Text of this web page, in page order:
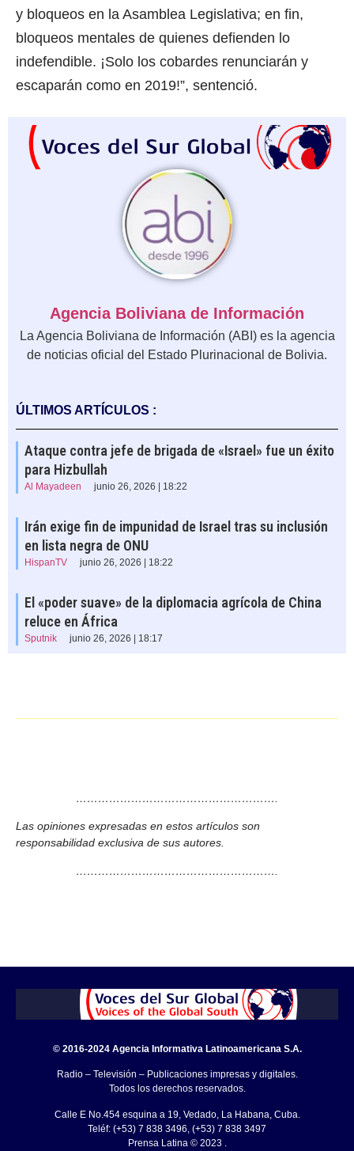
y bloqueos en la Asamblea Legislativa; en fin,
bloqueos mentales de quienes defienden lo
indefendible. ¡Solo los cobardes renunciarán y
escaparán como en 2019!”, sentenció.
Agencia Boliviana de Información
La Agencia Boliviana de Información (ABI) es la agencia
de noticias oficial del Estado Plurinacional de Bolivia.
ÚLTIMOS ARTÍCULOS :
Ataque contra jefe de brigada de «Israel» fue un éxito
para Hizbullah
Al Mayadeen junio 26, 2026 | 18:22
Irán exige fin de impunidad de Israel tras su inclusión
en lista negra de ONU
HispanTV junio 26, 2026 | 18:22
El «poder suave» de la diplomacia agrícola de China
reluce en África
Sputnik junio 26, 2026 | 18:17
……………………………………………….
Las opiniones expresadas en estos artículos son
responsabilidad exclusiva de sus autores.
……………………………………………….
© 2016-2024 Agencia Informativa Latinoamericana S.A.
Radio – Televisión – Publicaciones impresas y digitales.
Todos los derechos reservados.
Calle E No.454 esquina a 19, Vedado, La Habana, Cuba.
Teléf: (+53) 7 838 3496, (+53) 7 838 3497
Prensa Latina © 2023 .